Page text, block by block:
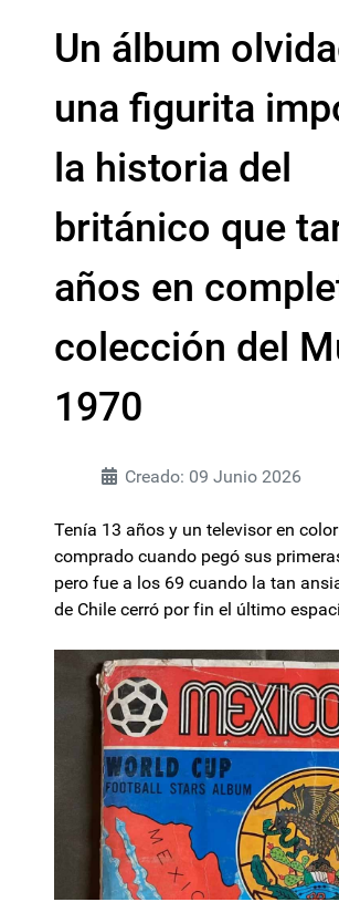
Un álbum
una figurita
la historia del
británico que
años en
colección del
1970
Creado: 09 Junio 2026
Tenía 13 años y un televisor en
comprado cuando pegó sus
pero fue a los 69 cuando la tan
de Chile cerró por fin el último